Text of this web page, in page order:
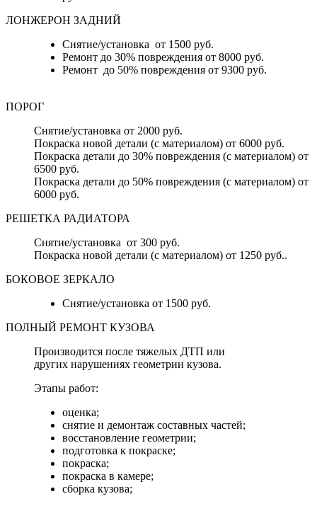
ЛОНЖЕРОН ЗАДНИЙ
Снятие/установка от 1500 руб.
Ремонт до 30% повреждения от 8000 руб.
Ремонт до 50% повреждения от 9300 руб.
ПОРОГ
Снятие/установка от 2000 руб.
Покраска новой детали (с материалом) от 6000 руб.
Покраска детали до 30% повреждения (с материалом) от
6500 руб.
Покраска детали до 50% повреждения (с материалом) от
6000 руб.
РЕШЕТКА РАДИАТОРА
Снятие/установка от 300 руб.
Покраска новой детали (с материалом) от 1250 руб..
БОКОВОЕ ЗЕРКАЛО
Снятие/установка от 1500 руб.
ПОЛНЫЙ РЕМОНТ КУЗОВА
Производится после тяжелых ДТП или
других нарушениях геометрии кузова.
Этапы работ:
оценка;
снятие и демонтаж составных частей;
восстановление геометрии;
подготовка к покраске;
покраска;
покраска в камере;
сборка кузова;